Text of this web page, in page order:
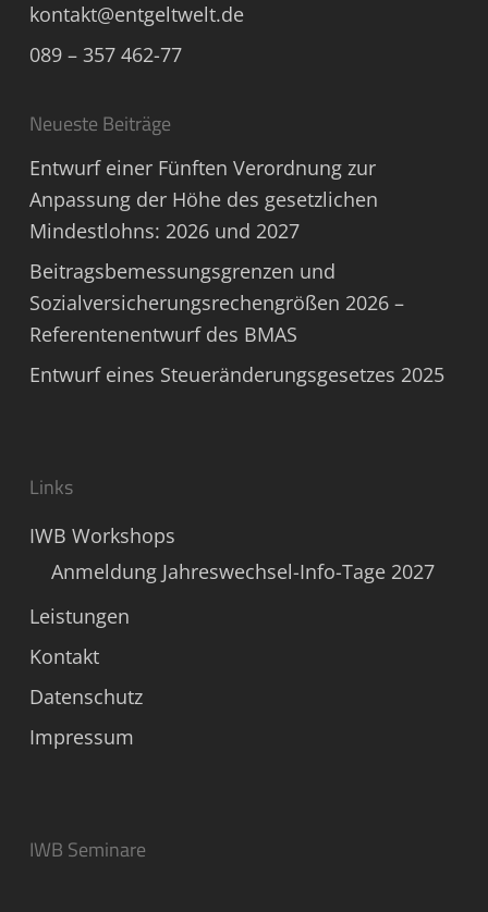
kontakt@entgeltwelt.de
089 – 357 462-77
Neueste Beiträge
Entwurf einer Fünften Verordnung zur
Anpassung der Höhe des gesetzlichen
Mindestlohns: 2026 und 2027
Beitragsbemessungsgrenzen und
Sozialversicherungsrechengrößen 2026 –
Referentenentwurf des BMAS
Entwurf eines Steueränderungsgesetzes 2025
Links
IWB Workshops
Anmeldung Jahreswechsel-Info-Tage 2027
Leistungen
Kontakt
Datenschutz
Impressum
IWB Seminare